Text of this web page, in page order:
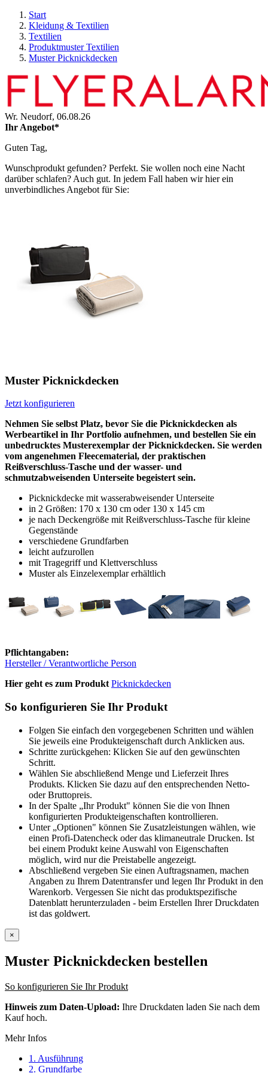
Start
Kleidung & Textilien
Textilien
Produktmuster Textilien
Muster Picknickdecken
Wr. Neudorf, 06.08.26
Ihr Angebot*
Guten Tag,
Wunschprodukt gefunden? Perfekt. Sie wollen noch eine Nacht
darüber schlafen? Auch gut. In jedem Fall haben wir hier ein
unverbindliches Angebot für Sie:
Muster Picknickdecken
Jetzt konfigurieren
Nehmen Sie selbst Platz, bevor Sie die Picknickdecken als
Werbeartikel in Ihr Portfolio aufnehmen, und bestellen Sie ein
unbedrucktes Musterexemplar der Picknickdecken. Sie werden
vom angenehmen Fleecematerial, der praktischen
Reißverschluss-Tasche und der wasser- und
schmutzabweisenden Unterseite begeistert sein.
Picknickdecke mit wasserabweisender Unterseite
in 2 Größen: 170 x 130 cm oder 130 x 145 cm
je nach Deckengröße mit Reißverschluss-Tasche für kleine
Gegenstände
verschiedene Grundfarben
leicht aufzurollen
mit Tragegriff und Klettverschluss
Muster als Einzelexemplar erhältlich
Pflichtangaben:
Hersteller / Verantwortliche Person
Hier geht es zum Produkt Picknickdecken
So konfigurieren Sie Ihr Produkt
Folgen Sie einfach den vorgegebenen Schritten und wählen
Sie jeweils eine Produkteigenschaft durch Anklicken aus.
Schritte zurückgehen: Klicken Sie auf den gewünschten
Schritt.
Wählen Sie abschließend Menge und Lieferzeit Ihres
Produkts. Klicken Sie dazu auf den entsprechenden Netto-
oder Bruttopreis.
In der Spalte „Ihr Produkt" können Sie die von Ihnen
konfigurierten Produkteigenschaften kontrollieren.
Unter „Optionen" können Sie Zusatzleistungen wählen, wie
einen Profi-Datencheck oder das klimaneutrale Drucken. Ist
bei einem Produkt keine Auswahl von Eigenschaften
möglich, wird nur die Preistabelle angezeigt.
Abschließend vergeben Sie einen Auftragsnamen, machen
Angaben zu Ihrem Datentransfer und legen Ihr Produkt in den
Warenkorb. Vergessen Sie nicht das produktspezifische
Datenblatt herunterzuladen - beim Erstellen Ihrer Druckdaten
ist das goldwert.
×
Muster Picknickdecken bestellen
So konfigurieren Sie Ihr Produkt
Hinweis zum Daten-Upload: Ihre Druckdaten laden Sie nach dem
Kauf hoch.
Mehr Infos
1. Ausführung
2. Grundfarbe